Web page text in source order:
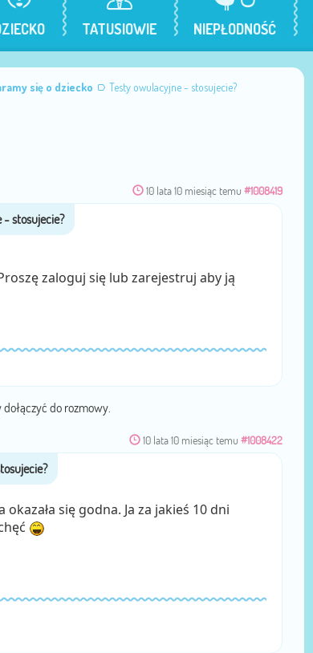
TATUSIOWIE NIEPŁODNOŚĆ
się o dziecko Testy owulacyjne - stosujecie?
10 lata 10 miesiąc temu #1008419
zaloguj się lub zarejestruj aby ją
do rozmowy.
10 lata 10 miesiąc temu #1008422
się godna. Ja za jakieś 10 dni